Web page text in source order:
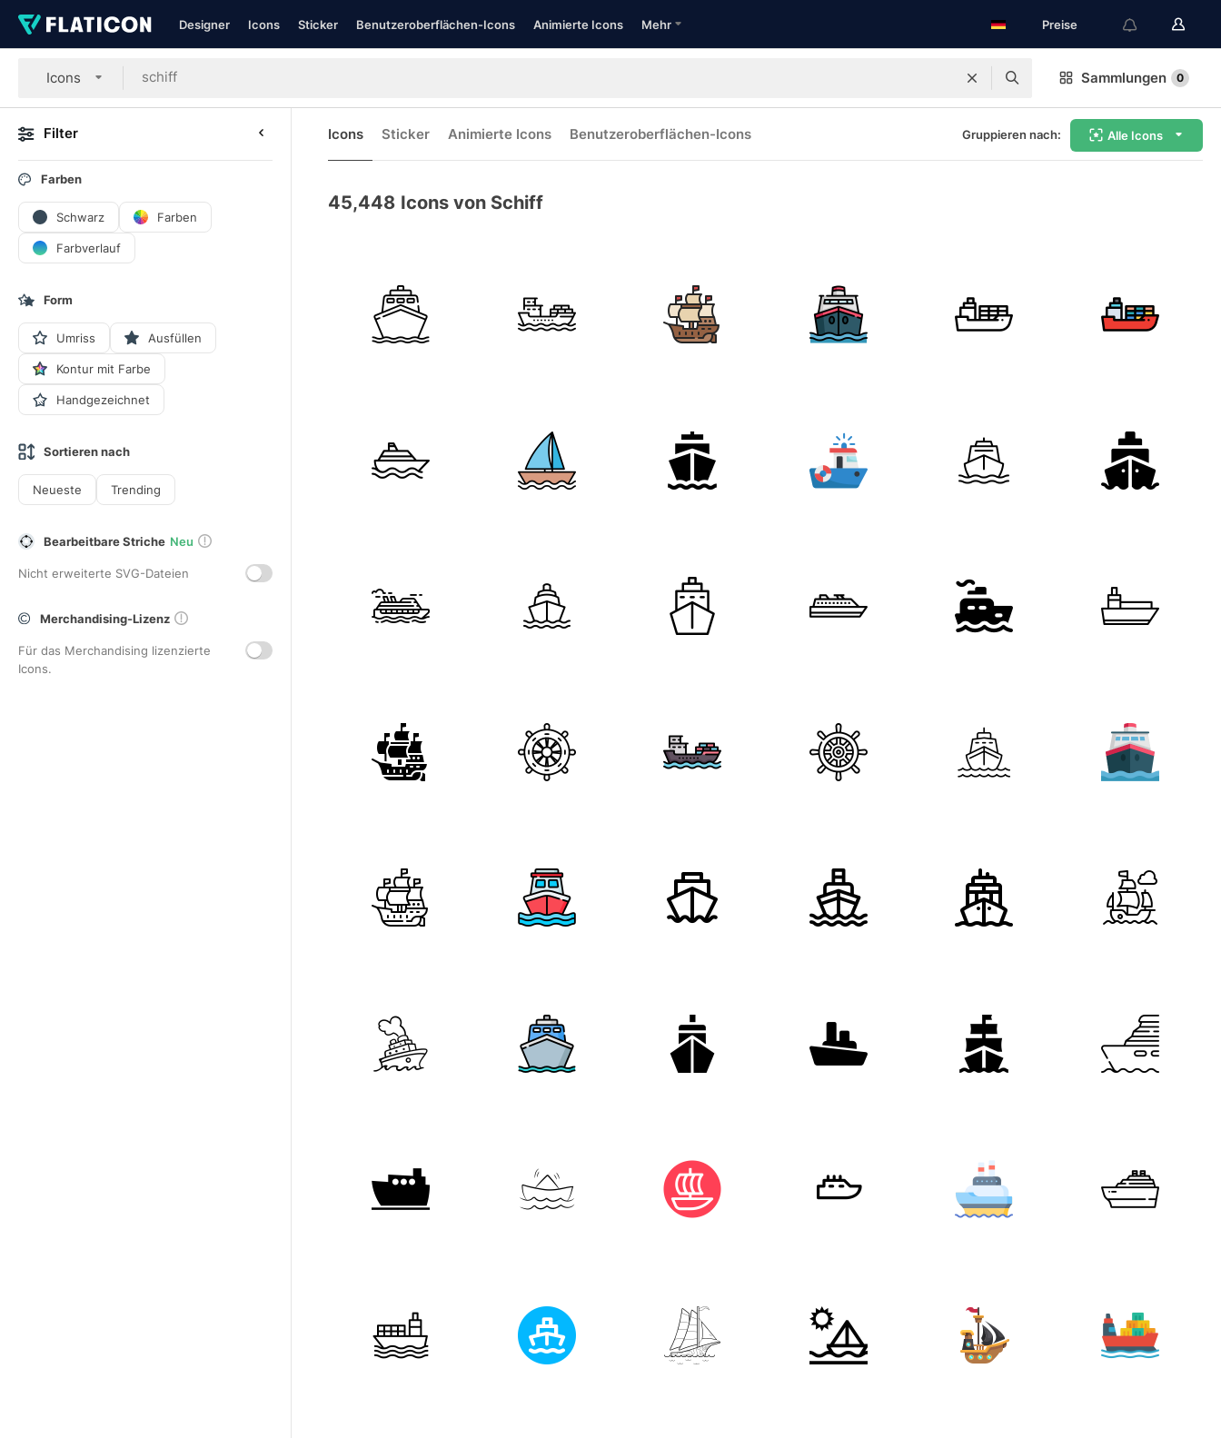
Designer Icons Sticker Benutzeroberflächen-Icons Animierte Icons Mehr Preise
Icons Sammlungen 0
Filter
Farben
Schwarz Farben
Farbverlauf
Form
Umriss Ausfüllen
Kontur mit Farbe
Handgezeichnet
Sortieren nach
Neueste Trending
Bearbeitbare Striche Neu
Nicht erweiterte SVG-Dateien
Merchandising-Lizenz
Für das Merchandising lizenzierte
Icons.
Icons Sticker Animierte Icons Benutzeroberflächen-Icons Gruppieren nach: Alle Icons
45,448 Icons von Schiff